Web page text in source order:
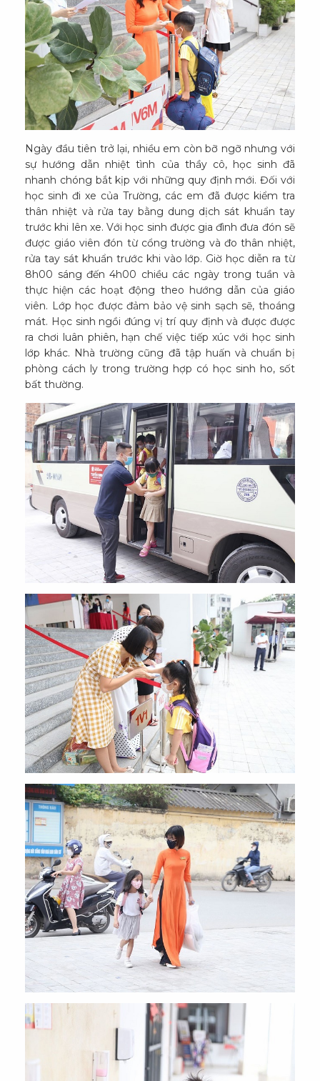
Ngày đầu tiên trở lại, nhiều em còn bỡ ngỡ nhưng với
sự hướng dẫn nhiệt tình của thầy cô, học sinh đã
nhanh chóng bắt kịp với những quy định mới. Đối với
học sinh đi xe của Trường, các em đã được kiểm tra
thân nhiệt và rửa tay bằng dung dịch sát khuẩn tay
trước khi lên xe. Với học sinh được gia đình đưa đón sẽ
được giáo viên đón từ cổng trường và đo thân nhiệt,
rửa tay sát khuẩn trước khi vào lớp. Giờ học diễn ra từ
8h00 sáng đến 4h00 chiều các ngày trong tuần và
thực hiện các hoạt động theo hướng dẫn của giáo
viên. Lớp học được đảm bảo vệ sinh sạch sẽ, thoáng
mát. Học sinh ngồi đúng vị trí quy định và được được
ra chơi luân phiên, hạn chế việc tiếp xúc với học sinh
lớp khác. Nhà trường cũng đã tập huấn và chuẩn bị
phòng cách ly trong trường hợp có học sinh ho, sốt
bất thường.